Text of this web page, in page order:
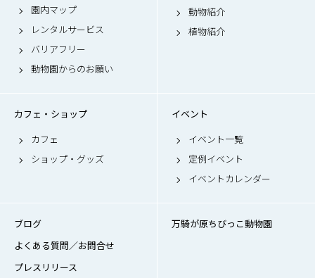
園内マップ
レンタルサービス
バリアフリー
動物園からのお願い
動物紹介
植物紹介
カフェ・ショップ
カフェ
ショップ・グッズ
イベント
イベント一覧
定例イベント
イベントカレンダー
ブログ
よくある質問／お問合せ
プレスリリース
万騎が原ちびっこ動物園